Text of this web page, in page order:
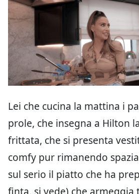
Lei che cucina la mattina i
prole, che insegna a Hilton
frittata, che si presenta
comfy pur rimanendo
sul serio il piatto che ha
finta, si vede) che